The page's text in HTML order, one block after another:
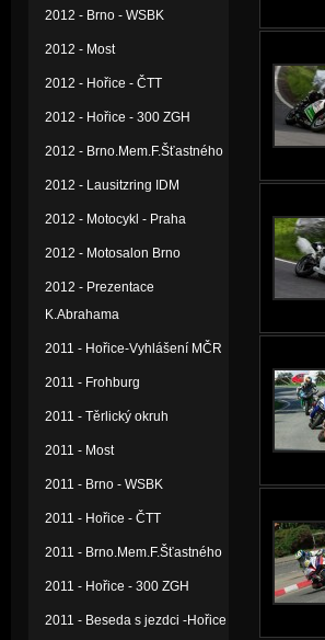
2012 - Brno - WSBK
2012 - Most
2012 - Hořice - ČTT
2012 - Hořice - 300 ZGH
2012 - Brno.Mem.F.Šťastného
2012 - Lausitzring IDM
2012 - Motocykl - Praha
2012 - Motosalon Brno
2012 - Prezentace
K.Abrahama
2011 - Hořice-Vyhlášení MČR
2011 - Frohburg
2011 - Těrlický okruh
2011 - Most
2011 - Brno - WSBK
2011 - Hořice - ČTT
2011 - Brno.Mem.F.Šťastného
2011 - Hořice - 300 ZGH
2011 - Beseda s jezdci -Hořice